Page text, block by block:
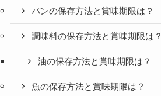
パンの保存方法と賞味期限は？
調味料の保存方法と賞味期限は？
油の保存方法と賞味期限は？
魚の保存方法と賞味期限は？